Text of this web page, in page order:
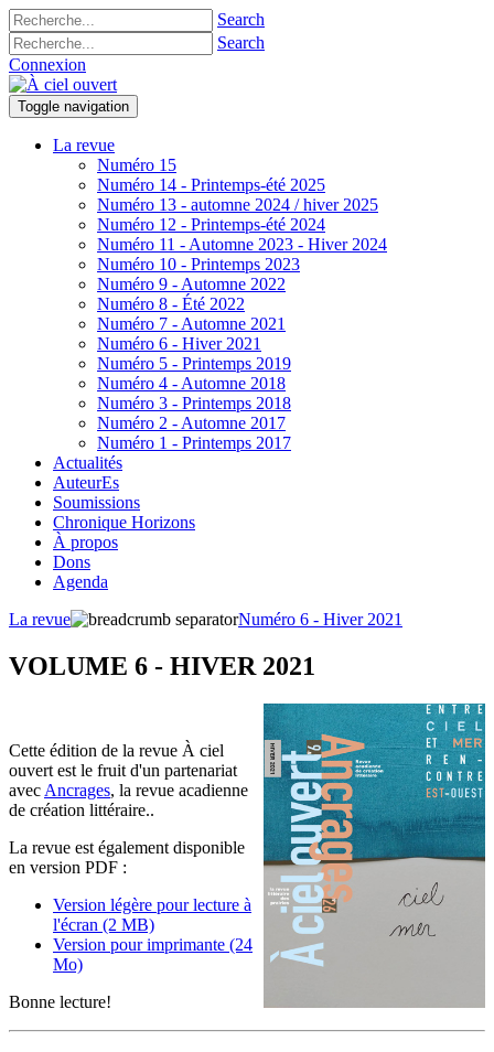
Search
Search
Connexion
Toggle navigation
La revue
Numéro 15
Numéro 14 - Printemps-été 2025
Numéro 13 - automne 2024 / hiver 2025
Numéro 12 - Printemps-été 2024
Numéro 11 - Automne 2023 - Hiver 2024
Numéro 10 - Printemps 2023
Numéro 9 - Automne 2022
Numéro 8 - Été 2022
Numéro 7 - Automne 2021
Numéro 6 - Hiver 2021
Numéro 5 - Printemps 2019
Numéro 4 - Automne 2018
Numéro 3 - Printemps 2018
Numéro 2 - Automne 2017
Numéro 1 - Printemps 2017
Actualités
AuteurEs
Soumissions
Chronique Horizons
À propos
Dons
Agenda
La revue
Numéro 6 - Hiver 2021
VOLUME 6 - HIVER 2021
Cette édition de la revue À ciel
ouvert est le fruit d'un partenariat
avec Ancrages, la revue acadienne
de création littéraire..
La revue est également disponible
en version PDF :
Version légère pour lecture à
l'écran (2 MB)
Version pour imprimante (24
Mo)
Bonne lecture!